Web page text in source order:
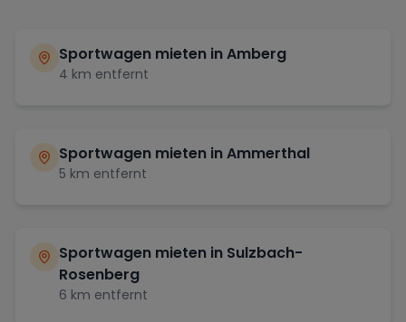
Sportwagen mieten inAmberg
4 km entfernt
Sportwagen mieten inAmmerthal
5 km entfernt
Sportwagen mieten in Sulzbach-
Rosenberg
6 km entfernt